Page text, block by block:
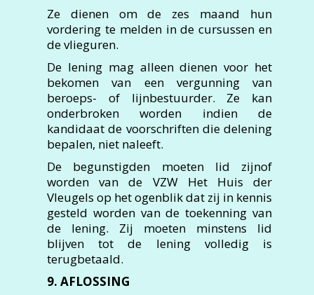
Ze dienen om de zes maand hun
vordering te melden in de cursussen en
de vlieguren.
De lening mag alleen dienen voor het
bekomen van een vergunning van
beroeps- of lijnbestuurder. Ze kan
onderbroken worden indien de
kandidaat de voorschriften die delening
bepalen, niet naleeft.
De begunstigden moeten lid zijnof
worden van de VZW Het Huis der
Vleugels op het ogenblik dat zij in kennis
gesteld worden van de toekenning van
de lening. Zij moeten minstens lid
blijven tot de lening volledig is
terugbetaald.
9. AFLOSSING